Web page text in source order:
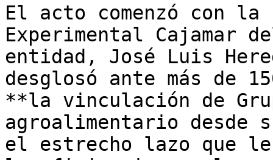
El acto comenzó con
Experimental Cajamar
entidad, José Luis
desglosó ante más de
**la vinculación de
agroalimentario desde
el estrecho lazo que